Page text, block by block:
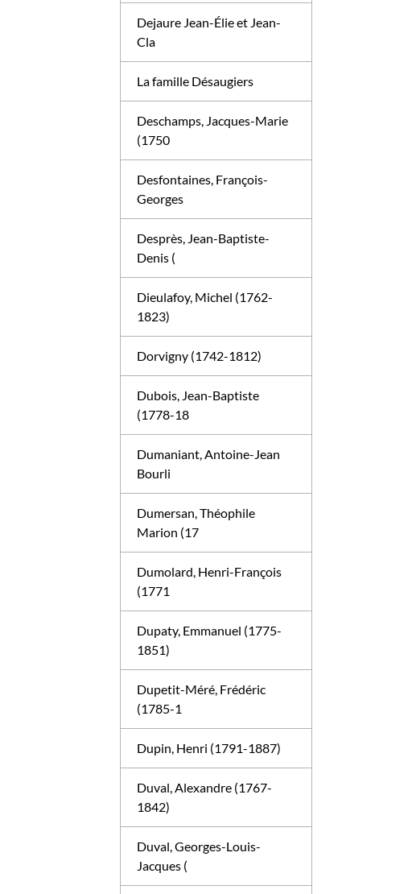
Dejaure Jean-Élie et Jean-
Cla
La famille Désaugiers
Deschamps, Jacques-Marie
(1750
Desfontaines, François-
Georges
Desprès, Jean-Baptiste-
Denis (
Dieulafoy, Michel (1762-
1823)
Dorvigny (1742-1812)
Dubois, Jean-Baptiste
(1778-18
Dumaniant, Antoine-Jean
Bourli
Dumersan, Théophile
Marion (17
Dumolard, Henri-François
(1771
Dupaty, Emmanuel (1775-
1851)
Dupetit-Méré, Frédéric
(1785-1
Dupin, Henri (1791-1887)
Duval, Alexandre (1767-
1842)
Duval, Georges-Louis-
Jacques (